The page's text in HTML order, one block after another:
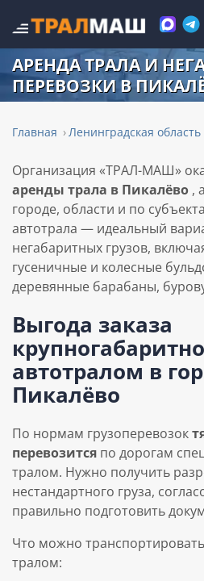
АРЕНДА ТРАЛА И
ПЕРЕВОЗКИ В
Главная Ленинградская область
Организация «ТРАЛ-МАШ»
аренды трала в Пикалёво ,
городе, области и по
автотрала — идеальный
негабаритных грузов,
гусеничные и колесные
деревянные барабаны,
Выгода заказа
автотралом в
Пикалёво
По нормам грузоперевозок
перевозится по дорогам
тралом. Нужно получить
нестандартного груза,
правильно подготовить
Что можно
тралом: